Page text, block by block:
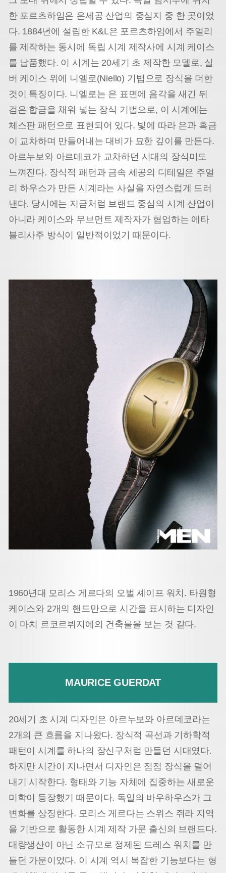
한 포르츠하임은 은세공 산업의 중심지 중 한 곳이었
다. 1884년에 설립한 K&L은 포르츠하임에서 주얼리
를 제작하는 동시에 독립 시계 제작사에 시계 케이스
를 납품했다. 이 시계는 20세기 초 제작한 모델로, 실
버 케이스 위에 니엘로(Niello) 기법으로 장식을 더한
것이 특징이다. 니엘로는 은 표면에 음각을 새긴 뒤
검은 합금을 채워 넣는 장식 기법으로, 이 시계에는
체스판 패턴으로 표현되어 있다. 빛에 따라 은과 흑금
이 교차하며 만들어내는 대비가 묘한 깊이를 만든다.
아르누보와 아르데코가 교차하던 시대의 장식미도
느껴진다. 장식적 패턴과 금속 세공의 디테일은 주얼
리 하우스가 만든 시계라는 사실을 자연스럽게 드러
낸다. 당시에는 지금처럼 브랜드 중심의 시계 산업이
아니라 케이스와 무브먼트 제작자가 협업하는 에타
블리사주 방식이 일반적이었기 때문이다.
1960년대 모리스 게르다의 오벌 셰이프 워치. 타원형
케이스와 2개의 핸드만으로 시간을 표시하는 디자인
이 마치 르코르뷔지에의 건축물을 보는 것 같다.
MAURICE GUERDAT
20세기 초 시계 디자인은 아르누보와 아르데코라는
2개의 큰 흐름을 지나왔다. 장식적 곡선과 기하학적
패턴이 시계를 하나의 장신구처럼 만들던 시대였다.
하지만 시간이 지나면서 디자인은 점점 장식을 덜어
내기 시작한다. 형태와 기능 자체에 집중하는 새로운
미학이 등장했기 때문이다. 독일의 바우하우스가 그
변화를 상징한다. 모리스 게르다는 스위스 쥐라 지역
을 기반으로 활동한 시계 제작 가문 출신의 브랜드다.
대량생산이 아닌 소규모로 정제된 드레스 워치를 만
들던 가문이었다. 이 시계 역시 복잡한 기능보다는 형